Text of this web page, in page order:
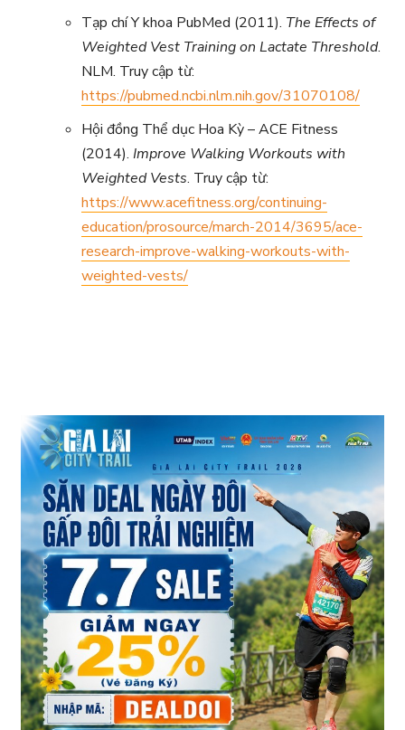
Tạp chí Y khoa PubMed (2011). The Effects of
Weighted Vest Training on Lactate Threshold.
NLM. Truy cập từ:
https://pubmed.ncbi.nlm.nih.gov/31070108/
Hội đồng Thể dục Hoa Kỳ – ACE Fitness
(2014). Improve Walking Workouts with
Weighted Vests. Truy cập từ:
https://www.acefitness.org/continuing-
education/prosource/march-2014/3695/ace-
research-improve-walking-workouts-with-
weighted-vests/